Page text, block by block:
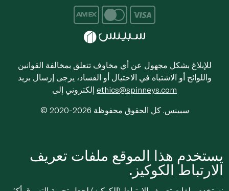
للإبلاغ بشكل مجهول عن أي مخاوف تتعلق بمخالفة القوانين
واللوائح أو الاشتباه في الاحتيال أو الفساد، يرجى إرسال بريد
ethics@spinneys.com
© 2020-2026 سبينس. كل الحقوق محفوظة
يستخدم هذا الموقع ملفات تعريف
الارتباط الكوكيز.